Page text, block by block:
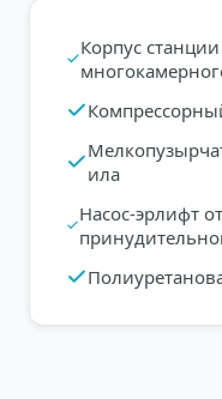
Корпус
ила
Насос-эрлифт